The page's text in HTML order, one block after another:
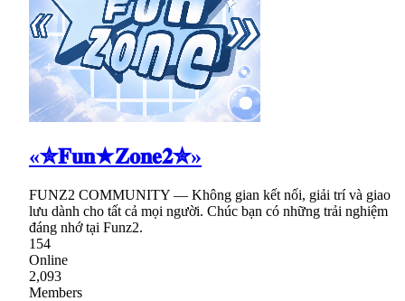
«✮𝐅𝐮𝐧★𝐙𝐨𝐧𝐞𝟐✮»
FUNZ2 COMMUNITY — Không gian kết nối, giải trí và giao
lưu dành cho tất cả mọi người. Chúc bạn có những trải nghiệm
đáng nhớ tại Funz2.
154
Online
2,093
Members